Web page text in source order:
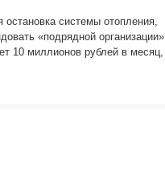
системы отопления,
«подрядной организации»
10 миллионов рублей в месяц,